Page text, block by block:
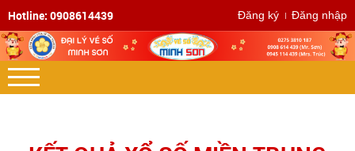
Hotline: 0908614439 Đăng ký Đăng nhập